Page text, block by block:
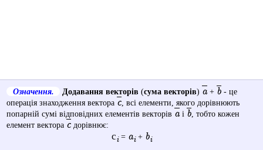
Означення. Додавання векторів (сума векторів) a+ b - це
операція знаходження вектора c, всі елементи, якого дорівнюють
попарній сумі відповідних елементів векторів aі b, тобто кожен
елемент вектора cдорівнює:
сi= ai+ bi